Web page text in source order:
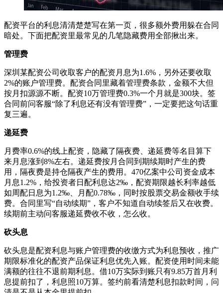
配资平台的利息清清楚楚写在第一页，很多额外费用躲在合同
暗处。下面把配资里最常见的几笔隐藏费用全部揪出来。
管理费
深圳某配资公司收取客户的配资月息为1.6%，另外还要收取
2%的账户管理费。配资合同里藏着管理费条款，金额不大但
按月扣源源不断。配资10万管理费0.3%一个月就是300块。签
合同前问客服“除了利息还有没有管理费”，一定要把这句话重
复三遍。
递延费
月费率0.6%的线上配资，隐藏了隔夜费、递延费等名目算下
来月息涨到8%左右。递延费按月合同到期续期时产生的费
用，隔夜费是持仓隔夜产生的费用。470亿案中公司资金成本
月息1.2%，给投资者日配利息达2‰，配资期限越长利率越低
如周配日息为1.2‰、月配0.78‰，同时按股票交易金额收手续
费。合同里写“自动续期”，客户不知道自动续签后又在收费。
续期前主动问客服递延费收不收，怎么收。
砍头息
砍头息是配资利息与账户管理费的收缴方式为利息预收，推广
期限标准化的配资产品保证利息优先入账。配资使用时间未能
满额的往往不退前期利息。借10万实际到账只有9.85万首月利
息提前扣了，利息照10万算。签约前看清楚利息扣款时间，问